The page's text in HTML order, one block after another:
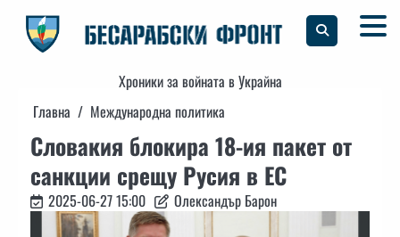
content
Хроники за войната в Украйна
Главна
Международна политика
Словакия блокира 18-ия пакет от
санкции срещу Русия в ЕС
2025-06-27 15:00 Олександър Барон